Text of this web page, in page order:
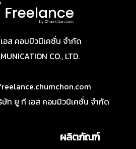
อส คอมมิวนิเคชั่น จำกัด
CO., LTD.
ษัท ยู ที เอส คอมมิวนิเคชั่น จำกัด
ผลิตภัณฑ์